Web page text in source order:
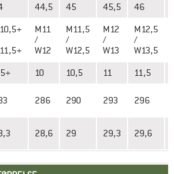
44,5 45 45,5 46
M11
/
W12
M11,5
/
W12,5
M12
/
W13
M12,5
/
W13,5
10 10,5 11 11,5
286 290 293 296
28,6 29 29,3 29,6